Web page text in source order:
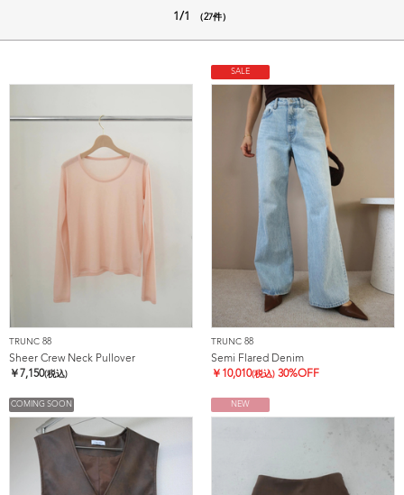
1/1 （27件）
TRUNC 88
Sheer Crew Neck Pullover
￥ 7,150(税込)
SALE
TRUNC 88
Semi Flared Denim
￥ 10,010(税込) 30%OFF
COMING SOON NEW